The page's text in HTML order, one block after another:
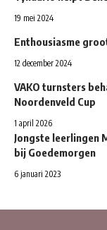
19 mei 2024
Enthousiasme
12 december 2024
VAKO turnsters
Noordenveld Cup
1 april 2026
Jongste leerlingen
bij Goedemorgen
6 januari 2023